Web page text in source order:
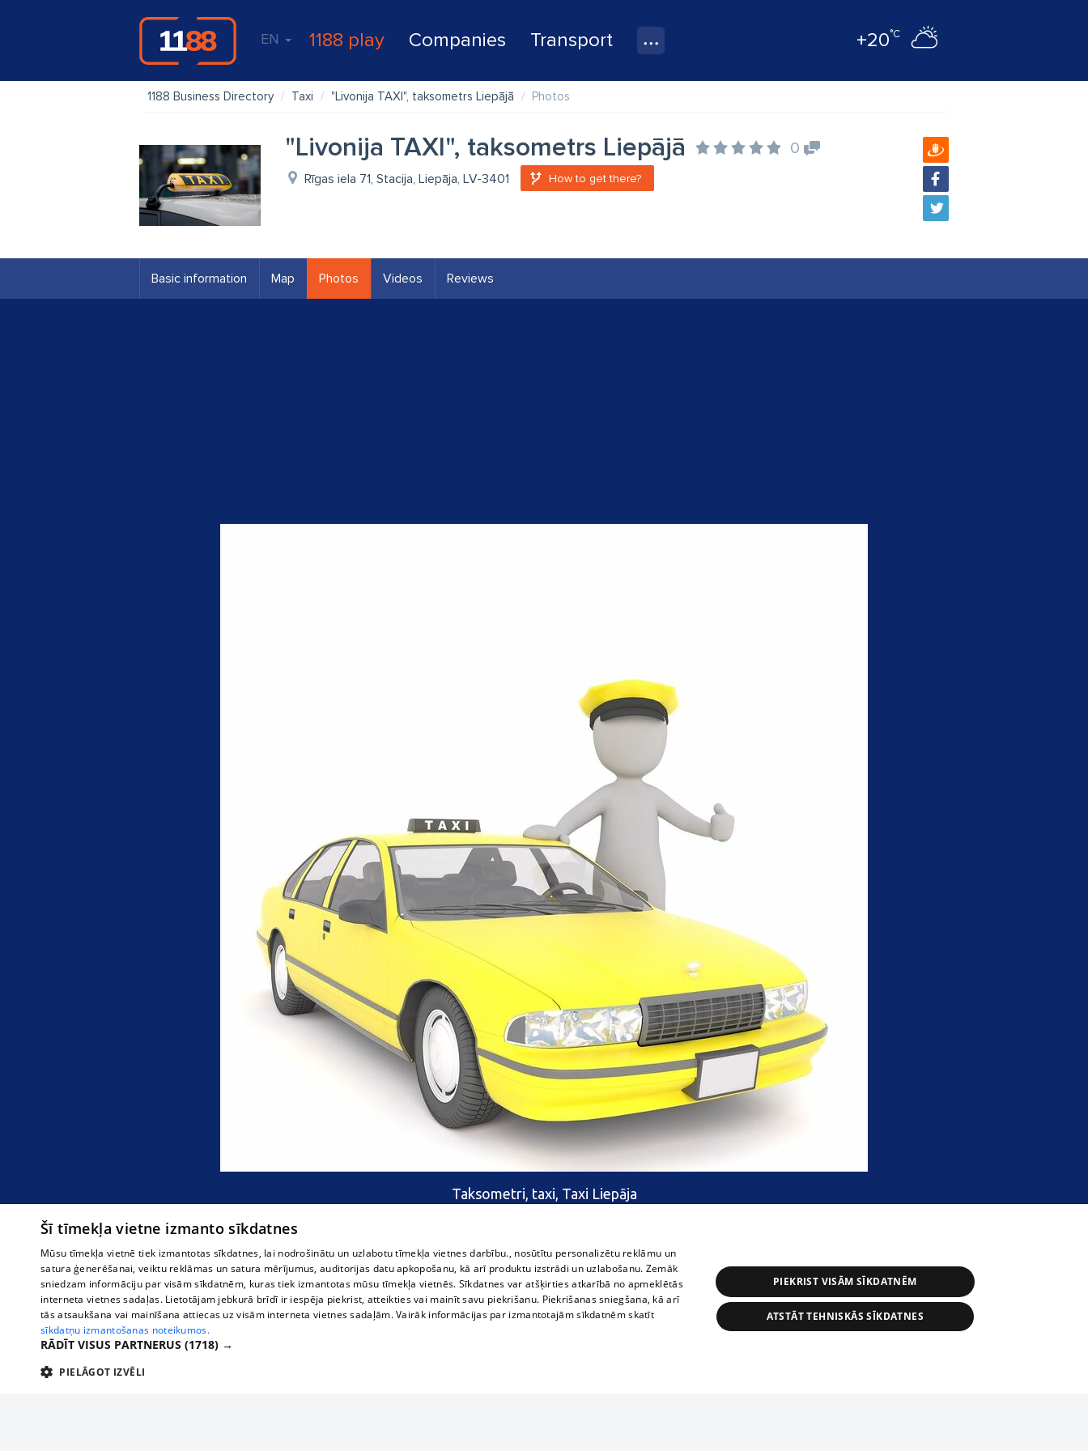
EN 1188 play Companies Transport +20°C
1188 Business Directory Taxi "Livonija TAXI", taksometrs Liepājā Photos
"Livonija TAXI", taksometrs Liepājā 0
Rīgas iela 71, Stacija, Liepāja, LV-3401 How to get there?
Basic information Map Photos Videos Reviews
Taksometri, taxi, Taxi Liepāja
Šī tīmekļa vietne izmanto sīkdatnes
Mūsu tīmekļa vietnē tiek izmantotas sīkdatnes, lai nodrošinātu un uzlabotu tīmekļa vietnes darbību., nosūtītu personalizētu reklāmu un
satura ģenerēšanai, veiktu reklāmas un satura mērījumus, auditorijas datu apkopošanu, kā arī produktu izstrādi un uzlabošanu. Zemāk
sniedzam informāciju par visām sīkdatnēm, kuras tiek izmantotas mūsu tīmekļa vietnēs. Sīkdatnes var atšķirties atkarībā no apmeklētās
interneta vietnes sadaļas. Lietotājam jebkurā brīdī ir iespēja piekrist, atteikties vai mainīt savu piekrišanu. Piekrišanas sniegšana, kā arī
tās atsaukšana vai mainīšana attiecas uz visām interneta vietnes sadaļām. Vairāk informācijas par izmantotajām sīkdatnēm skatīt
sīkdatņu izmantošanas noteikumos.
RĀDĪT VISUS PARTNERUS (1718) →
PIELĀGOT IZVĒLI
PIEKRIST VISĀM SĪKDATNĒM
ATSTĀT TEHNISKĀS SĪKDATNES